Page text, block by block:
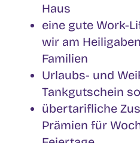
Haus
eine gute Work-
wir am
Familien
Urlaubs- und
Tankgutschein
übertarifliche
Prämien für